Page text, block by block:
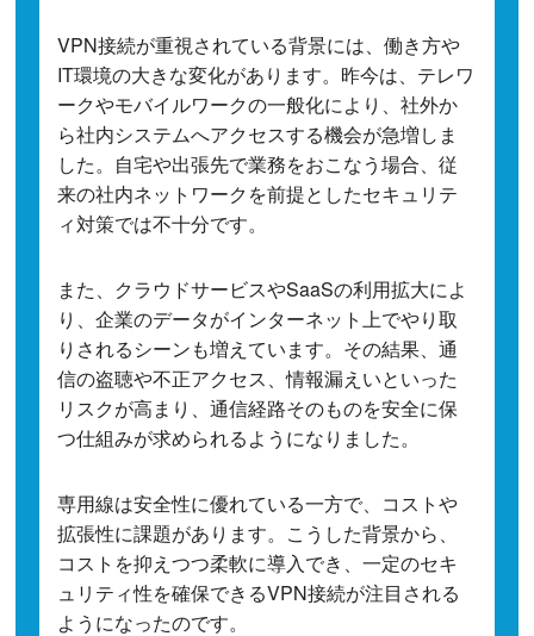
VPN接続が重視されている背景には、働き方や
IT環境の大きな変化があります。昨今は、テレワ
ークやモバイルワークの一般化により、社外か
ら社内システムへアクセスする機会が急増しま
した。自宅や出張先で業務をおこなう場合、従
来の社内ネットワークを前提としたセキュリテ
ィ対策では不十分です。
また、クラウドサービスやSaaSの利用拡大によ
り、企業のデータがインターネット上でやり取
りされるシーンも増えています。その結果、通
信の盗聴や不正アクセス、情報漏えいといった
リスクが高まり、通信経路そのものを安全に保
つ仕組みが求められるようになりました。
専用線は安全性に優れている一方で、コストや
拡張性に課題があります。こうした背景から、
コストを抑えつつ柔軟に導入でき、一定のセキ
ュリティ性を確保できるVPN接続が注目される
ようになったのです。